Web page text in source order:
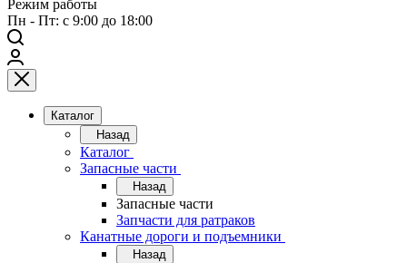
Режим работы
Пн - Пт: с 9:00 до 18:00
Каталог
Назад
Каталог
Запасные части
Назад
Запасные части
Запчасти для ратраков
Канатные дороги и подъемники
Назад